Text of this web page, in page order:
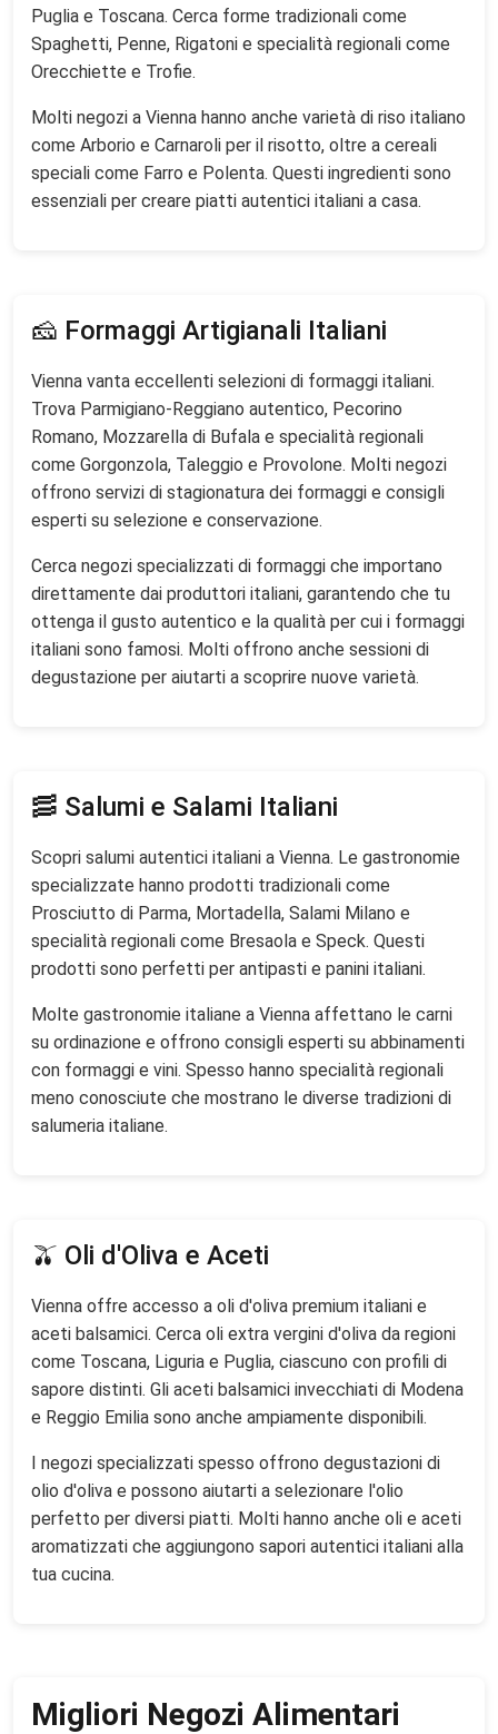
Puglia e Toscana. Cerca forme tradizionali come
Spaghetti, Penne, Rigatoni e specialità regionali come
Orecchiette e Trofie.
Molti negozi a Vienna hanno anche varietà di riso italiano
come Arborio e Carnaroli per il risotto, oltre a cereali
speciali come Farro e Polenta. Questi ingredienti sono
essenziali per creare piatti autentici italiani a casa.
🧀 Formaggi Artigianali Italiani
Vienna vanta eccellenti selezioni di formaggi italiani.
Trova Parmigiano-Reggiano autentico, Pecorino
Romano, Mozzarella di Bufala e specialità regionali
come Gorgonzola, Taleggio e Provolone. Molti negozi
offrono servizi di stagionatura dei formaggi e consigli
esperti su selezione e conservazione.
Cerca negozi specializzati di formaggi che importano
direttamente dai produttori italiani, garantendo che tu
ottenga il gusto autentico e la qualità per cui i formaggi
italiani sono famosi. Molti offrono anche sessioni di
degustazione per aiutarti a scoprire nuove varietà.
🥓 Salumi e Salami Italiani
Scopri salumi autentici italiani a Vienna. Le gastronomie
specializzate hanno prodotti tradizionali come
Prosciutto di Parma, Mortadella, Salami Milano e
specialità regionali come Bresaola e Speck. Questi
prodotti sono perfetti per antipasti e panini italiani.
Molte gastronomie italiane a Vienna affettano le carni
su ordinazione e offrono consigli esperti su abbinamenti
con formaggi e vini. Spesso hanno specialità regionali
meno conosciute che mostrano le diverse tradizioni di
salumeria italiane.
🫒 Oli d'Oliva e Aceti
Vienna offre accesso a oli d'oliva premium italiani e
aceti balsamici. Cerca oli extra vergini d'oliva da regioni
come Toscana, Liguria e Puglia, ciascuno con profili di
sapore distinti. Gli aceti balsamici invecchiati di Modena
e Reggio Emilia sono anche ampiamente disponibili.
I negozi specializzati spesso offrono degustazioni di
olio d'oliva e possono aiutarti a selezionare l'olio
perfetto per diversi piatti. Molti hanno anche oli e aceti
aromatizzati che aggiungono sapori autentici italiani alla
tua cucina.
Migliori Negozi Alimentari